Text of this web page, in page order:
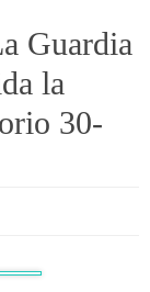
Guardia
la
30-